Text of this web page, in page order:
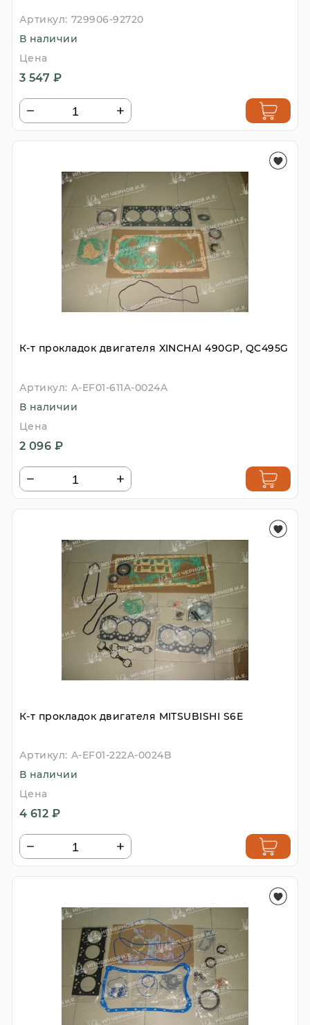
Артикул: 729906-92720
В наличии
Цена
3 547 ₽
К-т прокладок двигателя XINCHAI 490GP, QC495G
Артикул: A-EF01-611A-0024A
В наличии
Цена
2 096 ₽
К-т прокладок двигателя MITSUBISHI S6E
Артикул: A-EF01-222A-0024B
В наличии
Цена
4 612 ₽